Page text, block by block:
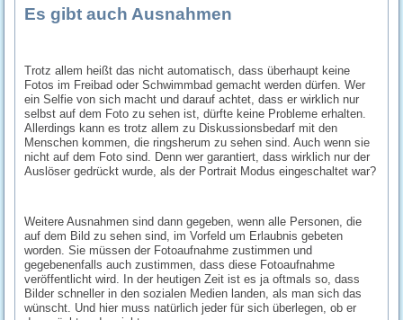
Es gibt auch Ausnahmen
Trotz allem heißt das nicht automatisch, dass überhaupt keine
Fotos im Freibad oder Schwimmbad gemacht werden dürfen. Wer
ein Selfie von sich macht und darauf achtet, dass er wirklich nur
selbst auf dem Foto zu sehen ist, dürfte keine Probleme erhalten.
Allerdings kann es trotz allem zu Diskussionsbedarf mit den
Menschen kommen, die ringsherum zu sehen sind. Auch wenn sie
nicht auf dem Foto sind. Denn wer garantiert, dass wirklich nur der
Auslöser gedrückt wurde, als der Portrait Modus eingeschaltet war?
Weitere Ausnahmen sind dann gegeben, wenn alle Personen, die
auf dem Bild zu sehen sind, im Vorfeld um Erlaubnis gebeten
worden. Sie müssen der Fotoaufnahme zustimmen und
gegebenenfalls auch zustimmen, dass diese Fotoaufnahme
veröffentlicht wird. In der heutigen Zeit ist es ja oftmals so, dass
Bilder schneller in den sozialen Medien landen, als man sich das
wünscht. Und hier muss natürlich jeder für sich überlegen, ob er